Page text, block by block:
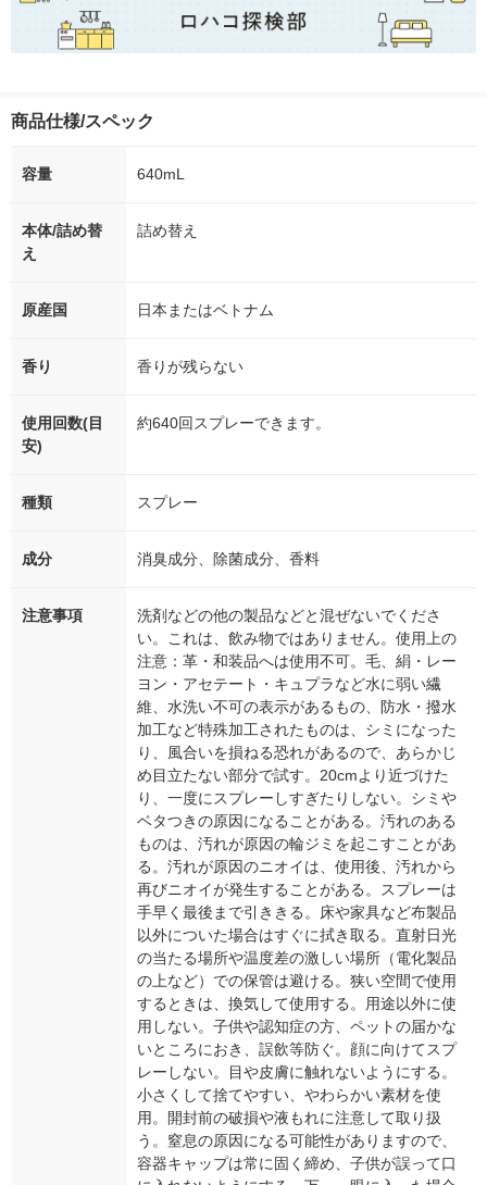
商品仕様/スペック
容量 640mL
本体/詰め替
え
詰め替え
原産国 日本またはベトナム
香り 香りが残らない
使用回数(目
安)
約640回スプレーできます。
種類 スプレー
成分 消臭成分、除菌成分、香料
注意事項
洗剤などの他の製品などと混ぜないでくださ
い。これは、飲み物ではありません。使用上の
注意：革・和装品へは使用不可。毛、絹・レー
ヨン・アセテート・キュプラなど水に弱い繊
維、水洗い不可の表示があるもの、防水・撥水
加工など特殊加工されたものは、シミになった
り、風合いを損ねる恐れがあるので、あらかじ
め目立たない部分で試す。20cmより近づけた
り、一度にスプレーしすぎたりしない。シミや
ベタつきの原因になることがある。汚れのある
ものは、汚れが原因の輪ジミを起こすことがあ
る。汚れが原因のニオイは、使用後、汚れから
再びニオイが発生することがある。スプレーは
手早く最後まで引ききる。床や家具など布製品
以外についた場合はすぐに拭き取る。直射日光
の当たる場所や温度差の激しい場所（電化製品
の上など）での保管は避ける。狭い空間で使用
するときは、換気して使用する。用途以外に使
用しない。子供や認知症の方、ペットの届かな
いところにおき、誤飲等防ぐ。顔に向けてスプ
レーしない。目や皮膚に触れないようにする。
小さくして捨てやすい、やわらかい素材を使
用。開封前の破損や液もれに注意して取り扱
う。窒息の原因になる可能性がありますので、
容器キャップは常に固く締め、子供が誤って口